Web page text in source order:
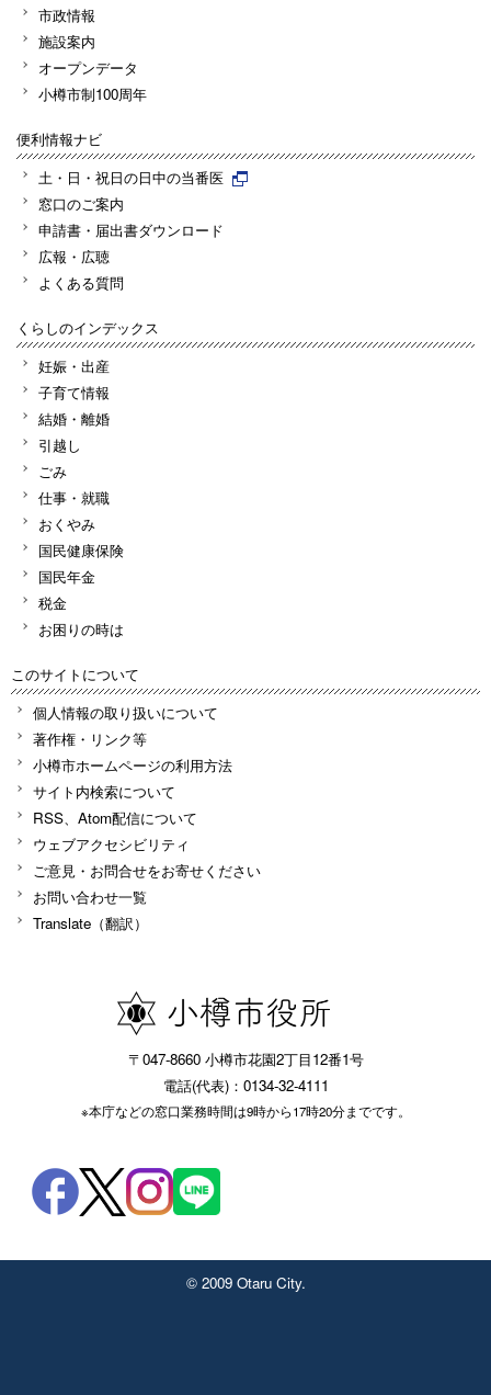
市政情報
施設案内
オープンデータ
小樽市制100周年
便利情報ナビ
土・日・祝日の日中の当番医
窓口のご案内
申請書・届出書ダウンロード
広報・広聴
よくある質問
くらしのインデックス
妊娠・出産
子育て情報
結婚・離婚
引越し
ごみ
仕事・就職
おくやみ
国民健康保険
国民年金
税金
お困りの時は
このサイトについて
個人情報の取り扱いについて
著作権・リンク等
小樽市ホームページの利用方法
サイト内検索について
RSS、Atom配信について
ウェブアクセシビリティ
ご意見・お問合せをお寄せください
お問い合わせ一覧
Translate（翻訳）
〒047-8660 小樽市花園2丁目12番1号
電話(代表)：0134-32-4111
※本庁などの窓口業務時間は9時から17時20分までです。
© 2009 Otaru City.